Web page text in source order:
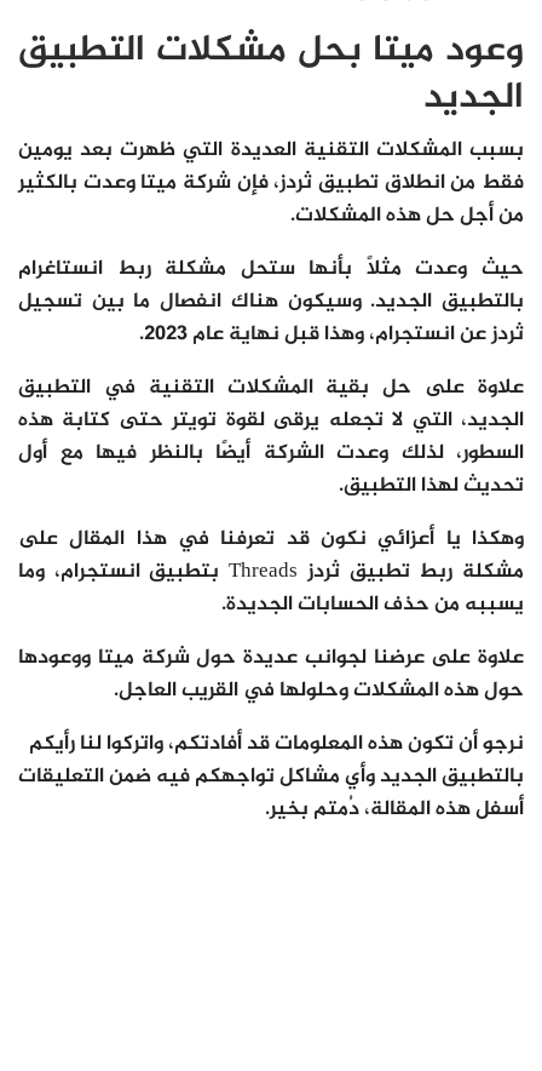
وعود ميتا بحل مشكلات التطبيق
الجديد
بسبب المشكلات التقنية العديدة التي ظهرت بعد يومين
فقط من انطلاق تطبيق ثردز، فإن شركة ميتا وعدت بالكثير
من أجل حل هذه المشكلات.
حيث وعدت مثلًا بأنها ستحل مشكلة ربط انستاغرام
بالتطبيق الجديد. وسيكون هناك انفصال ما بين تسجيل
ثردز عن انستجرام، وهذا قبل نهاية عام 2023.
علاوة على حل بقية المشكلات التقنية في التطبيق
الجديد، التي لا تجعله يرقى لقوة تويتر حتى كتابة هذه
السطور، لذلك وعدت الشركة أيضًا بالنظر فيها مع أول
تحديث لهذا التطبيق.
وهكذا يا أعزائي نكون قد تعرفنا في هذا المقال على
مشكلة ربط تطبيق ثردز Threads بتطبيق انستجرام، وما
يسببه من حذف الحسابات الجديدة.
علاوة على عرضنا لجوانب عديدة حول شركة ميتا ووعودها
حول هذه المشكلات وحلولها في القريب العاجل.
نرجو أن تكون هذه المعلومات قد أفادتكم، واتركوا لنا رأيكم
بالتطبيق الجديد وأي مشاكل تواجهكم فيه ضمن التعليقات
أسفل هذه المقالة، دُمتم بخير.